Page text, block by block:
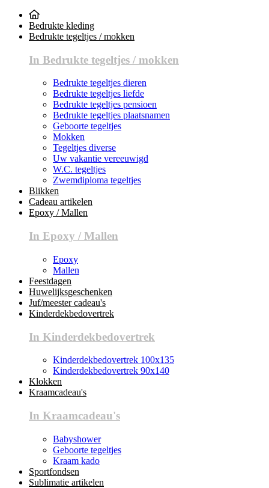
Bedrukte kleding
Bedrukte tegeltjes / mokken
In Bedrukte tegeltjes / mokken
Bedrukte tegeltjes dieren
Bedrukte tegeltjes liefde
Bedrukte tegeltjes pensioen
Bedrukte tegeltjes plaatsnamen
Geboorte tegeltjes
Mokken
Tegeltjes diverse
Uw vakantie vereeuwigd
W.C. tegeltjes
Zwemdiploma tegeltjes
Blikken
Cadeau artikelen
Epoxy / Mallen
In Epoxy / Mallen
Epoxy
Mallen
Feestdagen
Huwelijksgeschenken
Juf/meester cadeau's
Kinderdekbedovertrek
In Kinderdekbedovertrek
Kinderdekbedovertrek 100x135
Kinderdekbedovertrek 90x140
Klokken
Kraamcadeau's
In Kraamcadeau's
Babyshower
Geboorte tegeltjes
Kraam kado
Sportfondsen
Sublimatie artikelen